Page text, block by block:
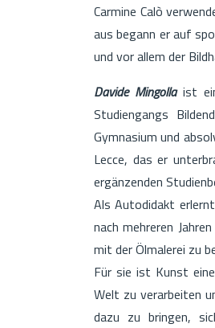
Carmine Calò
aus begann er auf
und vor allem der
Davide Mingollaist
Studiengangs
Gymnasium und
Lecce, das er
ergänzenden
Als Autodidakt
nach mehreren
mit der Ölmalerei zu
Für sie ist Kunst
Welt zu verarbeiten
dazu zu bringen,